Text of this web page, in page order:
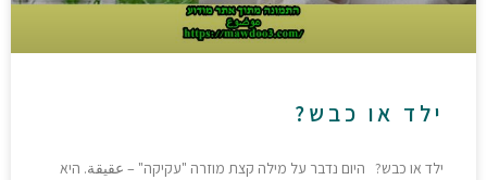
ילד או כבש?
ילד או כבש? היום נדבר על מילה קצת מוזרה "עקיקה" – عقيقة. היא